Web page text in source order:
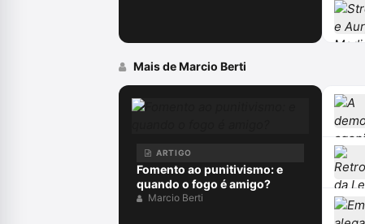
Mais de Marcio Berti
ARTIGO
Fomento ao punitivismo: e
quando o fogo é amigo?
Marcio Berti